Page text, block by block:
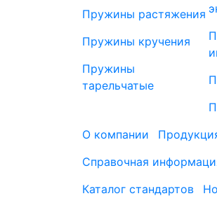
Пружины растяжения
Пружины кручения
Пружины
тарельчатые
О компании
Справочная
Каталог стандартов